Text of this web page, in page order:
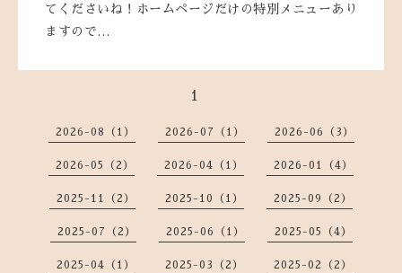
てくださいね！ホームページだけの特別メニューあり
ますので…
1
2026-08（1） 2026-07（1） 2026-06（3）
2026-05（2） 2026-04（1） 2026-01（4）
2025-11（2） 2025-10（1） 2025-09（2）
2025-07（2） 2025-06（1） 2025-05（4）
2025-04（1） 2025-03（2） 2025-02（2）